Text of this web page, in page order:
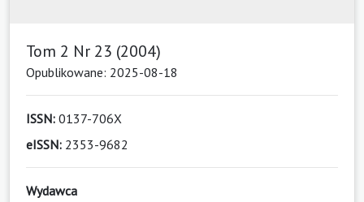
Tom 2 Nr 23 (2004)
Opublikowane: 2025-08-18
ISSN: 0137-706X
eISSN: 2353-9682
Wydawca